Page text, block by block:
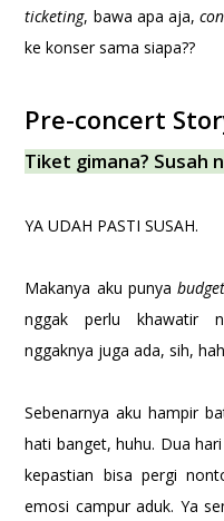
ticketing, bawa apa aja,
ke konser sama siapa??
Pre-concert
Tiket gimana? Susah
YA UDAH PASTI SUSAH.
Makanya aku punyabudget
nggak perlu khawatir
nggaknya juga ada, sih,
Sebenarnya aku hampir
hati banget, huhu. Dua
kepastian bisa pergi
emosi campur aduk. Ya